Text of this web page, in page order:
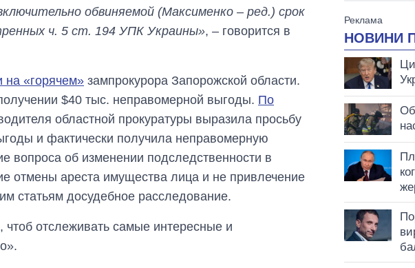
обвиняемой (Максименко – ред.) срок
ч. 5 ст. 194 УПК Украины», – говорится в
на «горячем» зампрокурора Запорожской области.
$40 тыс. неправомерной выгоды. По
областной прокуратуры выразила просьбу
и фактически получила неправомерную
вопроса об изменении подследственности в
отмены ареста имущества лица и не привлечение
статьям досудебное расследование.
, чтоб отслеживать самые интересные и